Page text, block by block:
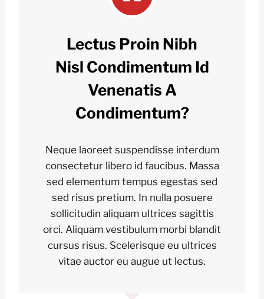
Lectus Proin Nibh
Nisl Condimentum Id
Venenatis A
Condimentum?
Neque laoreet suspendisse interdum
consectetur libero id faucibus. Massa
sed elementum tempus egestas sed
sed risus pretium. In nulla posuere
sollicitudin aliquam ultrices sagittis
orci. Aliquam vestibulum morbi blandit
cursus risus. Scelerisque eu ultrices
vitae auctor eu augue ut lectus.